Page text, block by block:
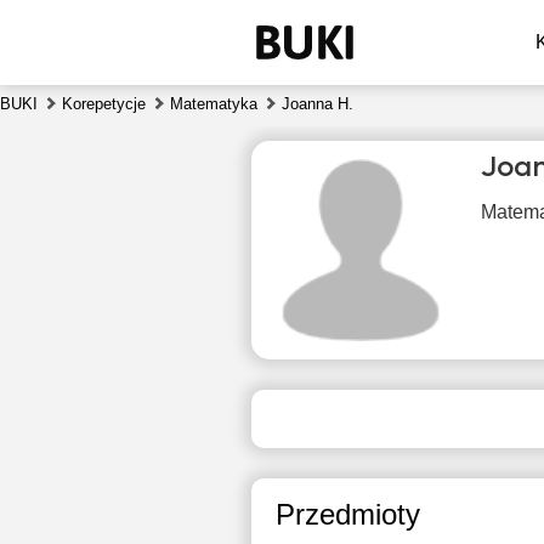
BUKI Korepetycje Matematyka Joanna H.
Przedmioty
sob
8
dostępnych